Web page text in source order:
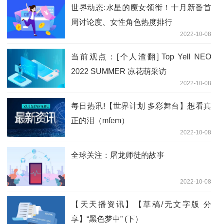
世界动态:水星的魔女领衔！十月新番首
周讨论度、女性角色热度排行
2022-10-08
当前观点：[个人渣翻] Top Yell NEO
2022 SUMMER 凉花萌采访
2022-10-08
每日热讯!【世界计划 多彩舞台】想看真
正的泪（mfem）
2022-10-08
全球关注：屠龙师徒的故事
2022-10-08
【天天播资讯】【草稿/无文字版 分
享】“黑色梦中” (下）